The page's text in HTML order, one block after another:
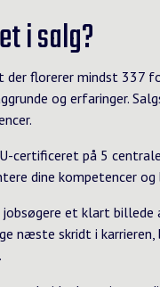
i salg?
der florerer mindst 337
og erfaringer.
certificeret på 5
dine kompetencer og
et klart billede
næste skridt i karrieren,